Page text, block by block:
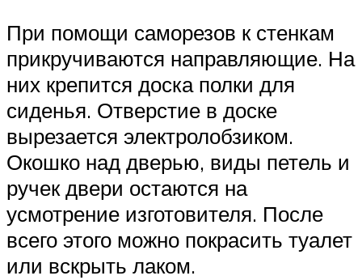
При помощи саморезов к стенкам
прикручиваются направляющие. На
них крепится доска полки для
сиденья. Отверстие в доске
вырезается электролобзиком.
Окошко над дверью, виды петель и
ручек двери остаются на
усмотрение изготовителя. После
всего этого можно покрасить туалет
или вскрыть лаком.